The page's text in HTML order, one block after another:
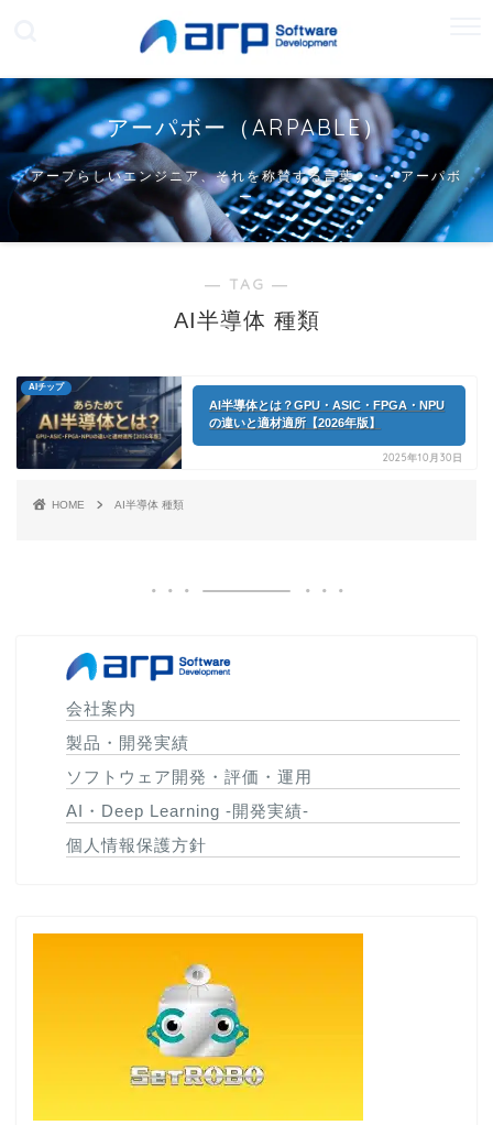
アーパボー（ARPABLE）
アープらしいエンジニア、それを称賛する言葉・・・アーパボ
ー
― TAG ―
AI半導体 種類
AIチップ
AI半導体とは？GPU・ASIC・FPGA・NPU
の違いと適材適所【2026年版】
2025年10月30日
HOME AI半導体 種類
会社案内
製品・開発実績
ソフトウェア開発・評価・運用
AI・Deep Learning -開発実績-
個人情報保護方針